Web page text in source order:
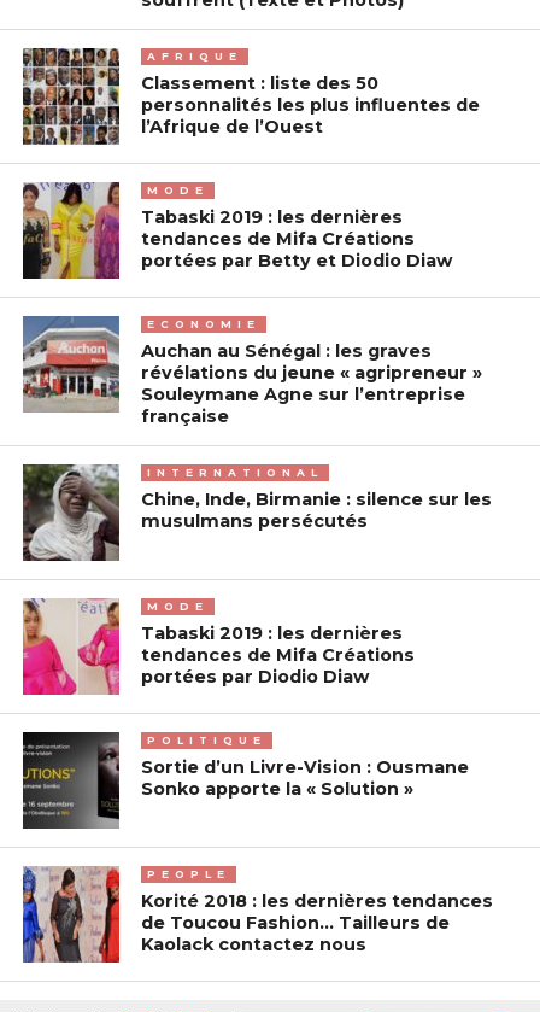
AFRIQUE
Classement : liste des 50
personnalités les plus influentes de
l’Afrique de l’Ouest
MODE
Tabaski 2019 : les dernières
tendances de Mifa Créations
portées par Betty et Diodio Diaw
ECONOMIE
Auchan au Sénégal : les graves
révélations du jeune « agripreneur »
Souleymane Agne sur l’entreprise
française
INTERNATIONAL
Chine, Inde, Birmanie : silence sur les
musulmans persécutés
MODE
Tabaski 2019 : les dernières
tendances de Mifa Créations
portées par Diodio Diaw
POLITIQUE
Sortie d’un Livre-Vision : Ousmane
Sonko apporte la « Solution »
PEOPLE
Korité 2018 : les dernières tendances
de Toucou Fashion… Tailleurs de
Kaolack contactez nous